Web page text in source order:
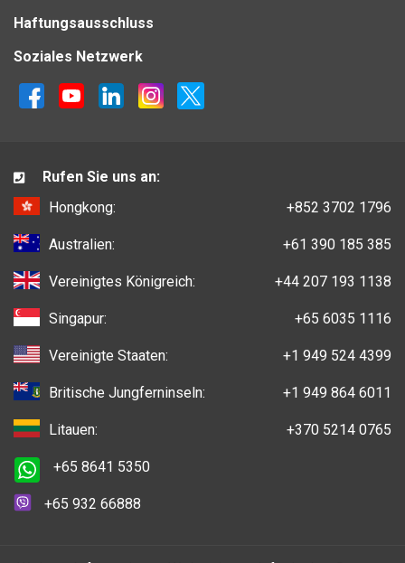
Haftungsausschluss
Soziales Netzwerk
Rufen Sie uns an:
Hongkong:
+852 3702 1796
Australien: +61 390 185 385
Vereinigtes Königreich: +44 207 193 1138
Singapur: +65 6035 1116
Vereinigte Staaten: +1 949 524 4399
Britische Jungferninseln: +1 949 864 6011
Litauen: +370 5214 0765
+65 8641 5350
+65 932 66888